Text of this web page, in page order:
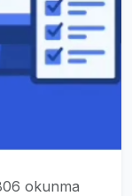
okunma